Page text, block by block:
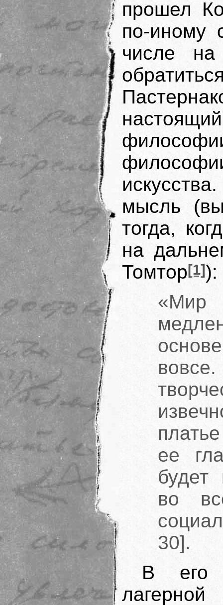
прошел
по-иному
числе на
мысль
тогда,
на
Томтор[1]):
«Мир
ее
будет
во
30].
В его